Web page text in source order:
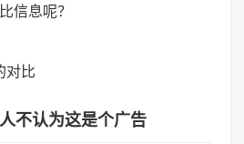
信息呢？
对比
不认为这是个广告